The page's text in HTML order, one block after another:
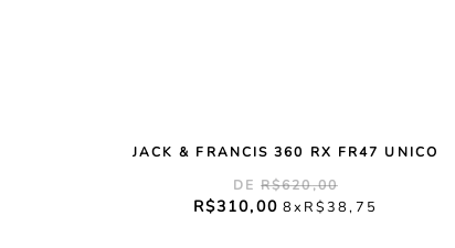
JACK & FRANCIS 360 RX FR47 UNICO
R$620,00
R$310,00 8 R$38,75